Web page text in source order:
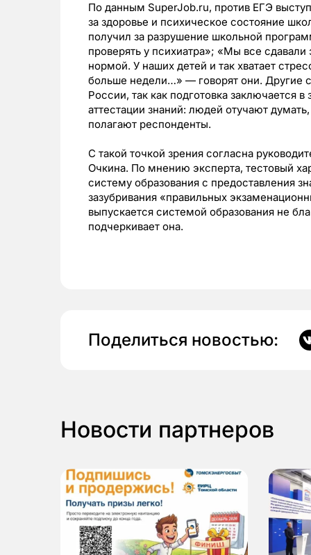
По данным SuperJob.ru, против ЕГЭ
за здоровье и психическое состояние
получил за разрушение школьной
проверять у психиатра»; «Мы все
нормой. У наших детей и так хватает
больше недели…» — говорят они. Другие
России, так как подготовка заключается
аттестации знаний: людей отучают
полагают респонденты.
С такой точкой зрения согласна
Очкина. По мнению эксперта, тестовый
систему образования с предоставления
зазубривания «правильных
выпускается системой образования не
подчеркивает она.
Поделиться новостью:
Новости партнеров